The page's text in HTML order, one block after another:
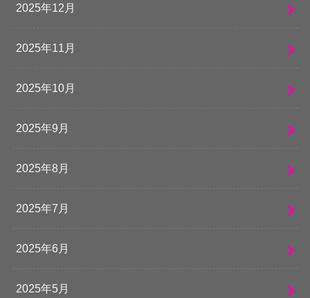
2025年12月
2025年11月
2025年10月
2025年9月
2025年8月
2025年7月
2025年6月
2025年5月